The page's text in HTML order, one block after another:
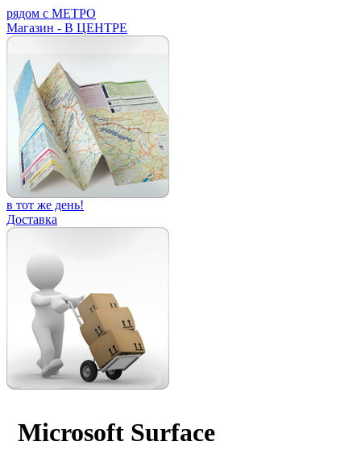
рядом с МЕТРО
Магазин - В ЦЕНТРЕ
в тот же день!
Доставка
Microsoft Surface